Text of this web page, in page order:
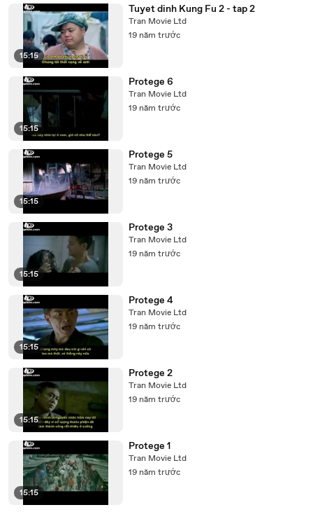
15:15
Tuyet dinh Kung Fu 2 - tap 2
Tran Movie Ltd
19 năm trước
15:15
Protege 6
Tran Movie Ltd
19 năm trước
15:15
Protege 5
Tran Movie Ltd
19 năm trước
15:15
Protege 3
Tran Movie Ltd
19 năm trước
15:15
Protege 4
Tran Movie Ltd
19 năm trước
15:15
Protege 2
Tran Movie Ltd
19 năm trước
15:15
Protege 1
Tran Movie Ltd
19 năm trước